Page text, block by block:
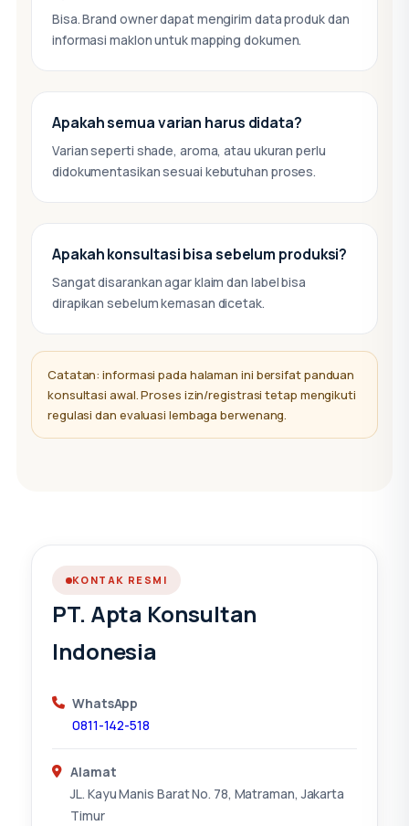
Bisa. Brand owner dapat mengirim data produk dan
informasi maklon untuk mapping dokumen.
Apakah semua varian harus didata?
Varian seperti shade, aroma, atau ukuran perlu
didokumentasikan sesuai kebutuhan proses.
Apakah konsultasi bisa sebelum produksi?
Sangat disarankan agar klaim dan label bisa
dirapikan sebelum kemasan dicetak.
Catatan: informasi pada halaman ini bersifat panduan
konsultasi awal. Proses izin/registrasi tetap mengikuti
regulasi dan evaluasi lembaga berwenang.
KONTAK RESMI
PT. Apta Konsultan
Indonesia
WhatsApp
0811-142-518
Alamat
JL. Kayu Manis Barat No. 78, Matraman, Jakarta
Timur